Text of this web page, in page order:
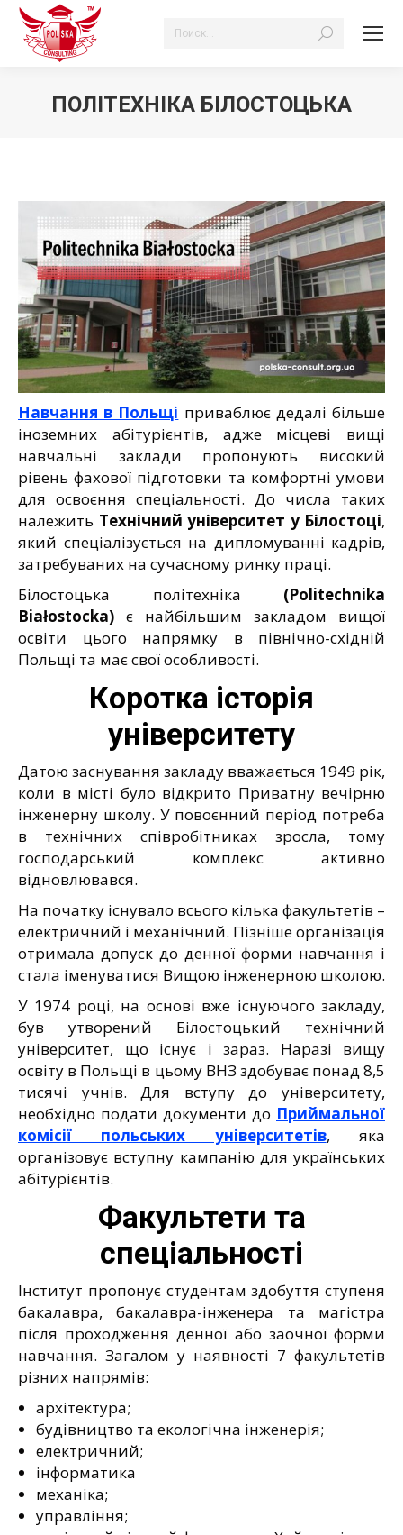
Search:
ПОЛІТЕХНІКА БІЛОСТОЦЬКА
Навчання в Польщі приваблює дедалі більше
іноземних абітурієнтів, адже місцеві вищі
навчальні заклади пропонують високий
рівень фахової підготовки та комфортні умови
для освоєння спеціальності. До числа таких
належить Технічний університет у Білостоці,
який спеціалізується на дипломуванні кадрів,
затребуваних на сучасному ринку праці.
Білостоцька політехніка (Politechnika
Białostocka) є найбільшим закладом вищої
освіти цього напрямку в північно-східній
Польщі та має свої особливості.
Коротка історія
університету
Датою заснування закладу вважається 1949 рік,
коли в місті було відкрито Приватну вечірню
інженерну школу. У повоєнний період потреба
в технічних співробітниках зросла, тому
господарський комплекс активно
відновлювався.
На початку існувало всього кілька факультетів –
електричний і механічний. Пізніше організація
отримала допуск до денної форми навчання і
стала іменуватися Вищою інженерною школою.
У 1974 році, на основі вже існуючого закладу,
був утворений Білостоцький технічний
університет, що існує і зараз. Наразі вищу
освіту в Польщі в цьому ВНЗ здобуває понад 8,5
тисячі учнів. Для вступу до університету,
необхідно подати документи до Приймальної
комісії польських університетів, яка
організовує вступну кампанію для українських
абітурієнтів.
Факультети та
спеціальності
Інститут пропонує студентам здобуття ступеня
бакалавра, бакалавра-інженера та магістра
після проходження денної або заочної форми
навчання. Загалом у наявності 7 факультетів
різних напрямів:
архітектура;
будівництво та екологічна інженерія;
електричний;
інформатика
механіка;
управління;